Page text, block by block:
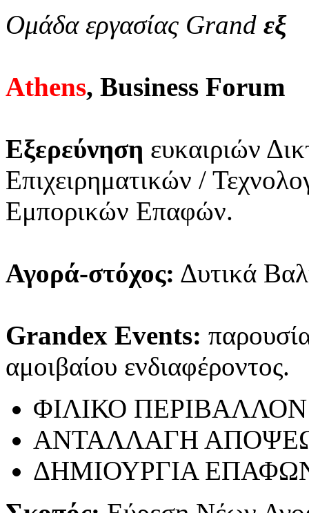
Ομάδα εργασίας Grand εξ
Athens, Business Forum
Εξερεύνηση ευκαιριών
Επιχειρηματικών /
Εμπορικών Επαφών.
Αγορά-στόχος: Δυτικά
Grandex Events:
αμοιβαίου ενδιαφέροντος.
ΦΙΛΙΚΟ ΠΕΡΙΒΑΛΛΟΝ
ΑΝΤΑΛΛΑΓΗ
ΔΗΜΙΟΥΡΓΙΑ